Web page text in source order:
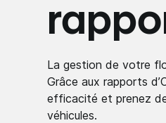
La gestion de votre
Grâce aux rapports
efficacité et prenez
véhicules.